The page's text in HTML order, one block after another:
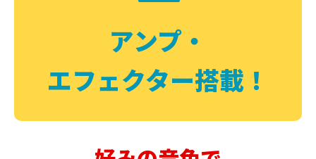
アンプ・
エフェクター搭載！